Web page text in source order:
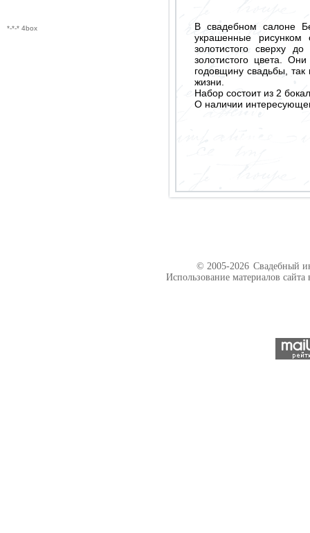
*-*-* 4box
В свадебном салоне
украшенные
золотистого сверху
золотистого цвета.
годовщину свадьбы,
жизни.
Набор состоит из 2
О наличии
© 2005-2026 Свадебный
Использование материалов